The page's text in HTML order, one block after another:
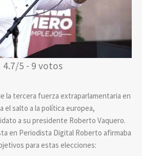
4.7/5 - 9 votos
la tercera fuerza extraparlamentaria en
el salto a la política europea,
a su presidente Roberto Vaquero.
en Periodista Digital Roberto afirmaba
para estas elecciones: